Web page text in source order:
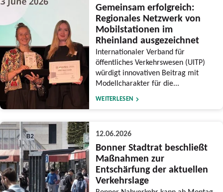
Gemeinsam erfolgreich:
Regionales Netzwerk von
Mobilstationen im
Rheinland ausgezeichnet
Internationaler Verband für
öffentliches Verkehrswesen (UITP)
würdigt innovativen Beitrag mit
Modellcharakter für die...
WEITERLESEN
12.06.2026
Bonner Stadtrat beschließt
Maßnahmen zur
Entschärfung der aktuellen
Verkehrslage